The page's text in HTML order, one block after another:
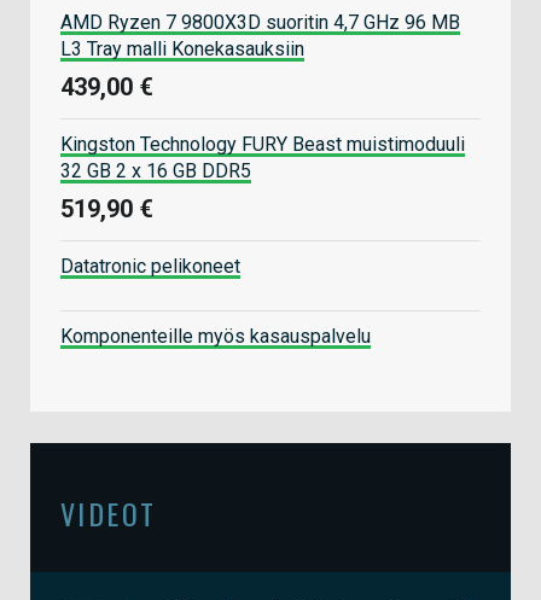
AMD Ryzen 7 9800X3D suoritin 4,7 GHz 96 MB
L3 Tray malli Konekasauksiin
439,00 €
Kingston Technology FURY Beast muistimoduuli
32 GB 2 x 16 GB DDR5
519,90 €
Datatronic pelikoneet
Komponenteille myös kasauspalvelu
VIDEOT